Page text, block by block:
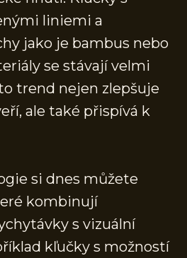
liniemi a
jako je bambus nebo
se stávají velmi
trend nejen zlepšuje
ale také přispívá k
si dnes můžete
kombinují
s vizuální
kľučky s možností